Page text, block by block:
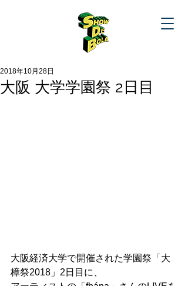
大阪 大学学園祭 2日目
2018年10月28日
大阪経済大学で開催された学園祭「大
樟祭2018」2日目に、